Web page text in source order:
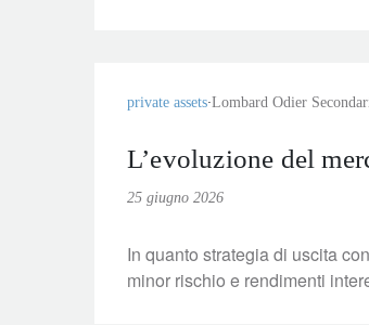
private assets Lombard Odier
L’evoluzione del
25 giugno 2026
In quanto strategia di uscita
minor rischio e rendimenti